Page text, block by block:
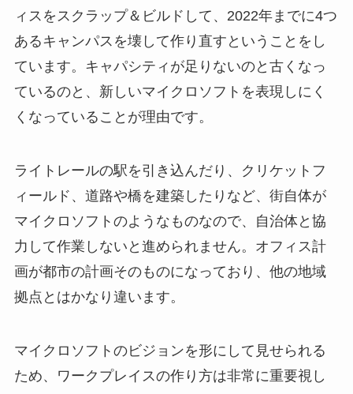
ィスをスクラップ＆ビルドして、2022年までに4つ
あるキャンパスを壊して作り直すということをし
ています。キャパシティが足りないのと古くなっ
ているのと、新しいマイクロソフトを表現しにく
くなっていることが理由です。
ライトレールの駅を引き込んだり、クリケットフ
ィールド、道路や橋を建築したりなど、街自体が
マイクロソフトのようなものなので、自治体と協
力して作業しないと進められません。オフィス計
画が都市の計画そのものになっており、他の地域
拠点とはかなり違います。
マイクロソフトのビジョンを形にして見せられる
ため、ワークプレイスの作り方は非常に重要視し